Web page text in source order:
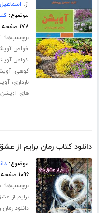
از:
موضوع:
۱۷۸ صفحه
برچسب‌ها:
خواص
خواص
کوهی،
بارداری،
های آویشن
دانلود کتاب رمان برایم از
موضوع:
۱۰۹۶ صفحه
برچسب‌ها:
برایم از
دانلود رمان